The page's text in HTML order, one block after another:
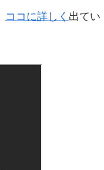
ココに詳しく 出てい